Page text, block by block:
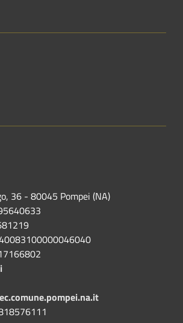
36 - 80045 Pompei (NA)